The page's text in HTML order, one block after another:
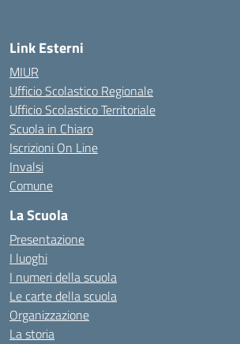
Link Esterni
MIUR
Ufficio Scolastico Regionale
Ufficio Scolastico Territoriale
Scuola in Chiaro
Iscrizioni On Line
Invalsi
Comune
La Scuola
Presentazione
I luoghi
I numeri della scuola
Le carte della scuola
Organizzazione
La storia